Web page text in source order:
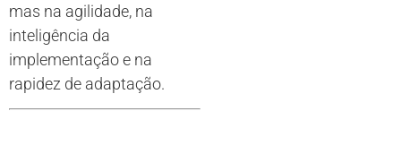
mas na agilidade, na
inteligência da
implementação e na
rapidez de adaptação.